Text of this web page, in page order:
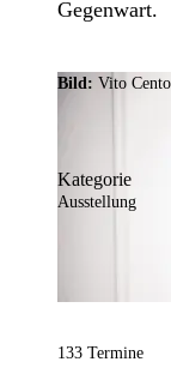
Gegenwart.
Bild: Vito
Kategorie
Ausstellung
133 Termine